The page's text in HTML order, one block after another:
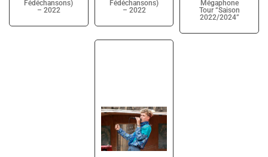
Fédéchansons)
– 2022
Fédéchansons)
– 2022
Mégaphone
Tour “Saison
2022/2024”